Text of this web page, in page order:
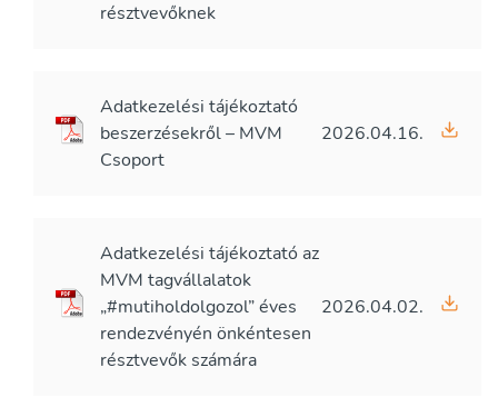
résztvevőknek
Adatkezelési tájékoztató
beszerzésekről – MVM
Csoport
2026.04.16.
Adatkezelési tájékoztató az
MVM tagvállalatok
„#mutiholdolgozol” éves
rendezvényén önkéntesen
résztvevők számára
2026.04.02.